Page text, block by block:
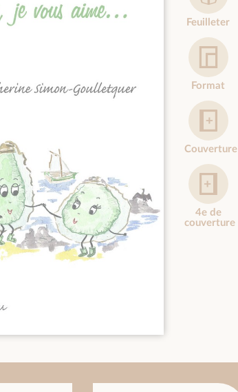
Feuilleter
Format
Couverture
4e de
couverture